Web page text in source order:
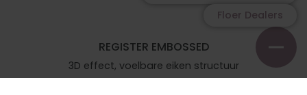
Floer Dealers
REGISTER EMBOSSED
3D effect, voelbare eiken structuur